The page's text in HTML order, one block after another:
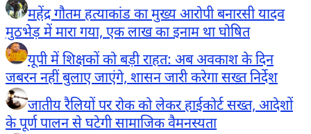
महेंद्र गौतम हत्याकांड का मुख्य आरोपी बनारसी यादव
मुठभेड़ में मारा गया, एक लाख का इनाम था घोषित
यूपी में शिक्षकों को बड़ी राहत: अब अवकाश के दिन
जबरन नहीं बुलाए जाएंगे, शासन जारी करेगा सख्त निर्देश
जातीय रैलियों पर रोक को लेकर हाईकोर्ट सख्त, आदेशों
के पूर्ण पालन से घटेगी सामाजिक वैमनस्यता